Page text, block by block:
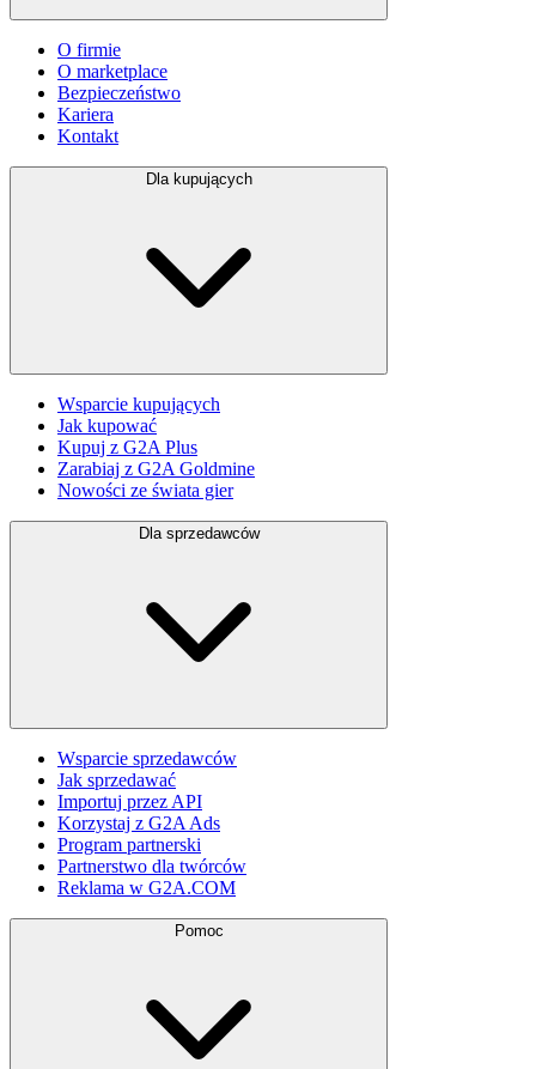
O firmie
O marketplace
Bezpieczeństwo
Kariera
Kontakt
Dla kupujących
Wsparcie kupujących
Jak kupować
Kupuj z G2A Plus
Zarabiaj z G2A Goldmine
Nowości ze świata gier
Dla sprzedawców
Wsparcie sprzedawców
Jak sprzedawać
Importuj przez API
Korzystaj z G2A Ads
Program partnerski
Partnerstwo dla twórców
Reklama w G2A.COM
Pomoc